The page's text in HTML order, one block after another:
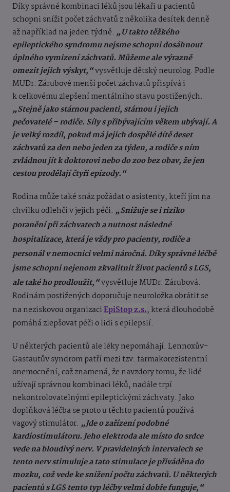
Díky správné kombinaci léků jsou lékaři u pacientů
schopni snížit počet záchvatů z několika desítek denně
až například na jeden týdně. „U takto těžkého
epileptického syndromu nejsme schopni dosáhnout
úplného vymizení záchvatů. Můžeme ale výrazně
omezit jejich výskyt,“vysvětluje dětský neurolog. Podle
MUDr. Zárubové menší počet záchvatů přispívá i
k celkovému zlepšení mentálního stavu postižených.
„Stejně jako stárnou pacienti, stárnou i jejich
pečovatelé – rodiče. Síly s přibývajícím věkem ubývají. A
je velký rozdíl, pokud má jejich dospělé dítě deset
záchvatů za den nebo jeden za týden, a rodiče s ním
zvládnou jít k doktorovi nebo do zoo bez obav, že jen
cestou prodělají čtyři epizody.“
Rodina může také snáz požádat o asistenty, kteří jim na
chvilku odlehčí v jejich péči. „Snižuje se i riziko
poranění při záchvatech a nutnost následné
hospitalizace, která je vždy pro pacienty, rodiče a
personál v nemocnici velmi náročná. Díky správné léčbě
jsme schopni nejenom zkvalitnit život pacientů s LGS,
ale také ho prodloužit,“vysvětluje MUDr. Zárubová.
Rodinám postižených doporučuje neuroložka obrátit se
na neziskovou organizaciEpiStop z.s., která dlouhodobě
pomáhá zlepšovat péči o lidi s epilepsií.
U některých pacientů ale léky nepomáhají. Lennoxův-
Gastautův syndrom patří mezi tzv. farmakorezistentní
onemocnění, což znamená, že navzdory tomu, že lidé
užívají správnou kombinaci léků, nadále trpí
nekontrolovatelnými epileptickými záchvaty. Jako
doplňková léčba se proto u těchto pacientů používá
vagový stimulátor. „Jde o zařízení podobné
kardiostimulátoru. Jeho elektroda ale místo do srdce
vede na bloudivý nerv. V pravidelných intervalech se
tento nerv stimuluje a tato stimulace je přiváděna do
mozku, což vede ke snížení počtu záchvatů. U některých
pacientů s LGS tento typ léčby velmi dobře funguje,“